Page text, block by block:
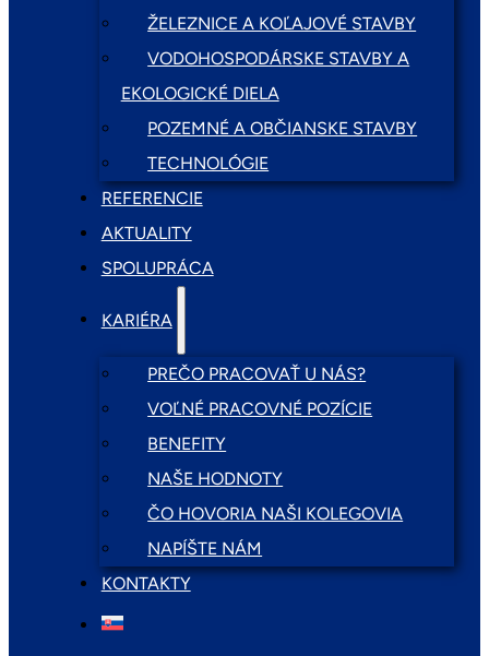
ŽELEZNICE A KOĽAJOVÉ STAVBY
VODOHOSPODÁRSKE STAVBY A
EKOLOGICKÉ DIELA
POZEMNÉ A OBČIANSKE STAVBY
TECHNOLÓGIE
REFERENCIE
AKTUALITY
SPOLUPRÁCA
KARIÉRA
PREČO PRACOVAŤ U NÁS?
VOĽNÉ PRACOVNÉ POZÍCIE
BENEFITY
NAŠE HODNOTY
ČO HOVORIA NAŠI KOLEGOVIA
NAPÍŠTE NÁM
KONTAKTY